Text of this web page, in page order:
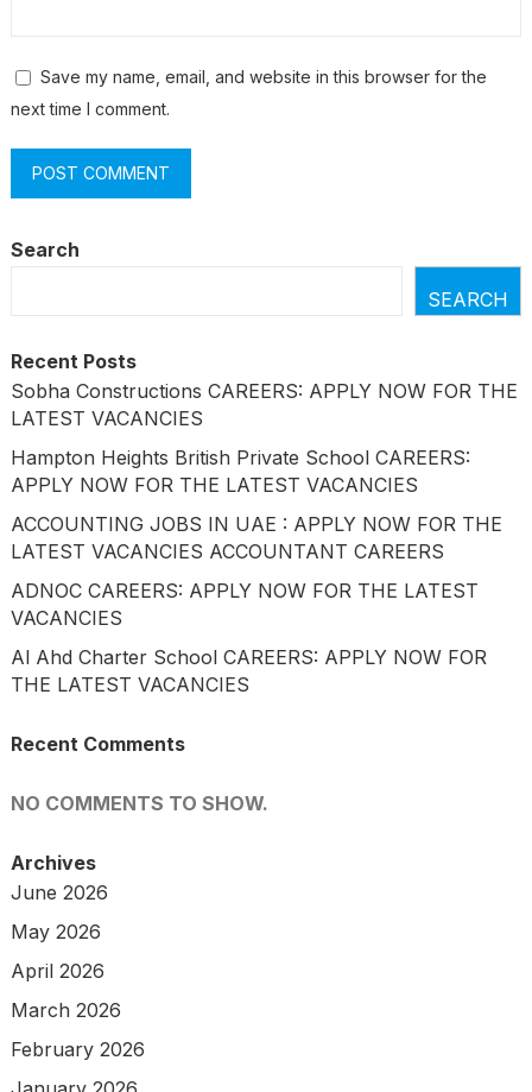
Save my name, email, and website in this browser for the
next time I comment.
Search
SEARCH
Recent Posts
Sobha Constructions CAREERS: APPLY NOW FOR THE
LATEST VACANCIES
Hampton Heights British Private School CAREERS:
APPLY NOW FOR THE LATEST VACANCIES
ACCOUNTING JOBS IN UAE : APPLY NOW FOR THE
LATEST VACANCIES ACCOUNTANT CAREERS
ADNOC CAREERS: APPLY NOW FOR THE LATEST
VACANCIES
Al Ahd Charter School CAREERS: APPLY NOW FOR
THE LATEST VACANCIES
Recent Comments
NO COMMENTS TO SHOW.
Archives
June 2026
May 2026
April 2026
March 2026
February 2026